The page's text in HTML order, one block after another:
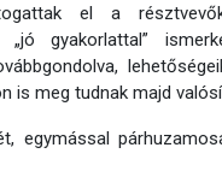
el a
„jó gyakorlattal”
is meg tudnak majd
egymással